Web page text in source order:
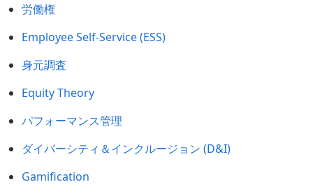
労働権
Employee Self-Service (ESS)
身元調査
Equity Theory
パフォーマンス管理
ダイバーシティ＆インクルージョン (D&I)
Gamification